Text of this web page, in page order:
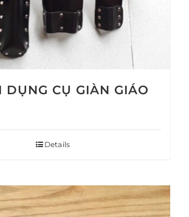
DỤNG CỤ GIÀN GIÁO
Details